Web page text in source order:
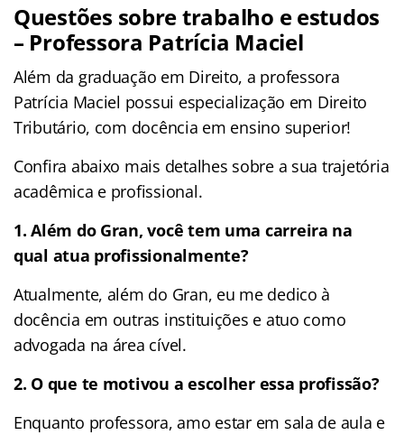
Questões sobre trabalho e estudos
– Professora Patrícia Maciel
Além da graduação em Direito, a professora
Patrícia Maciel possui especialização em Direito
Tributário, com docência em ensino superior!
Confira abaixo mais detalhes sobre a sua trajetória
acadêmica e profissional.
1. Além do Gran, você tem uma carreira na
qual atua profissionalmente?
Atualmente, além do Gran, eu me dedico à
docência em outras instituições e atuo como
advogada na área cível.
2. O que te motivou a escolher essa profissão?
Enquanto professora, amo estar em sala de aula e